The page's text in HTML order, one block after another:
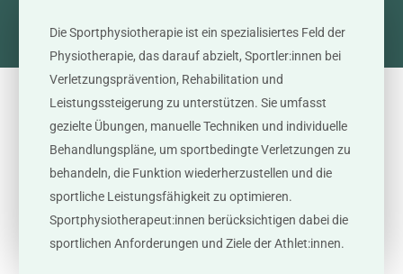
Die Sportphysiotherapie ist ein spezialisiertes Feld der
Physiotherapie, das darauf abzielt, Sportler:innen bei
Verletzungsprävention, Rehabilitation und
Leistungssteigerung zu unterstützen. Sie umfasst
gezielte Übungen, manuelle Techniken und individuelle
Behandlungspläne, um sportbedingte Verletzungen zu
behandeln, die Funktion wiederherzustellen und die
sportliche Leistungsfähigkeit zu optimieren.
Sportphysiotherapeut:innen berücksichtigen dabei die
sportlichen Anforderungen und Ziele der Athlet:innen.